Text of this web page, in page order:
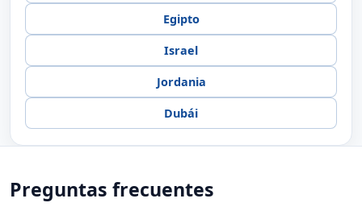
Egipto
Israel
Jordania
Dubái
Preguntas frecuentes